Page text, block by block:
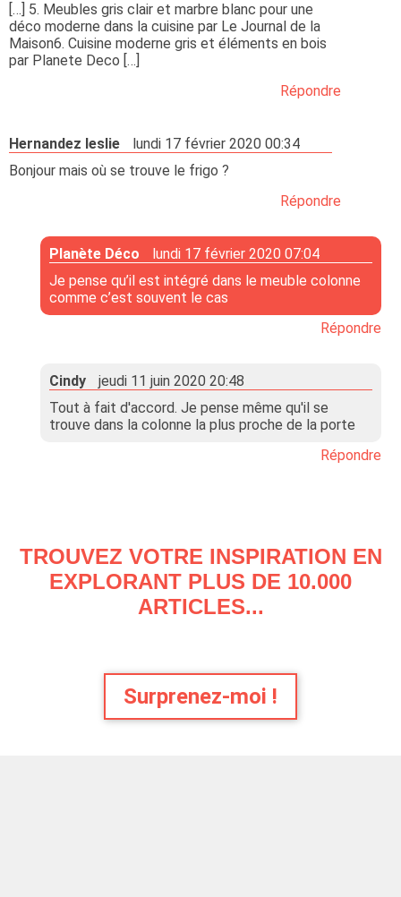
[…] 5. Meubles gris clair et marbre blanc pour une
déco moderne dans la cuisine par Le Journal de la
Maison6. Cuisine moderne gris et éléments en bois
par Planete Deco […]
Répondre
Hernandez leslie
lundi 17 février 2020 00:34
Bonjour mais où se trouve le frigo ?
Répondre
Planète Déco
lundi 17 février 2020 07:04
Je pense qu’il est intégré dans le meuble colonne
comme c’est souvent le cas
Répondre
Cindy
jeudi 11 juin 2020 20:48
Tout à fait d'accord. Je pense même qu'il se
trouve dans la colonne la plus proche de la porte
Répondre
TROUVEZ VOTRE INSPIRATION EN
EXPLORANT PLUS DE 10.000
ARTICLES...
Surprenez-moi !